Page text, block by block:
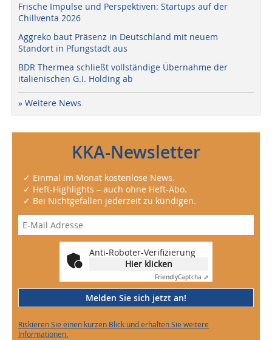
Frische Impulse und Perspektiven: Startups auf der
Chillventa 2026
Aggreko baut Präsenz in Deutschland mit neuem
Standort in Pfungstadt aus
BDR Thermea schließt vollständige Übernahme der
italienischen G.I. Holding ab
» Weitere News
KKA-Newsletter
✓ Einmal im Monat kostenlose News.
✓ Heft-Highlights – auch ohne Heft-Abo.
✓ Bei Nichtgefallen jederzeit zu kündigen.
Anti-Roboter-Verifizierung
Hier klicken
FriendlyCaptcha ⇗
Melden Sie sich jetzt an!
Riskieren Sie einen kurzen Blick und erhalten Sie weitere
Informationen.